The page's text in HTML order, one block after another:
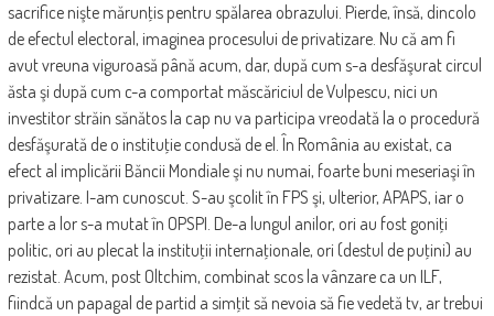
sacrifice nişte mărunţis pentru spălarea obrazului. Pierde, însă, dincolo
de efectul electoral, imaginea procesului de privatizare. Nu că am fi
avut vreuna viguroasă până acum, dar, după cum s-a desfăşurat circul
ăsta şi după cum c-a comportat măscăriciul de Vulpescu, nici un
investitor străin sănătos la cap nu va participa vreodată la o procedură
desfăşurată de o instituţie condusă de el. În România au existat, ca
efect al implicării Băncii Mondiale şi nu numai, foarte buni meseriaşi în
privatizare. I-am cunoscut. S-au şcolit în FPS şi, ulterior, APAPS, iar o
parte a lor s-a mutat în OPSPI. De-a lungul anilor, ori au fost goniţi
politic, ori au plecat la instituţii internaţionale, ori (destul de puţini) au
rezistat. Acum, post Oltchim, combinat scos la vânzare ca un ILF,
fiindcă un papagal de partid a simţit să nevoia să fie vedetă tv, ar trebui